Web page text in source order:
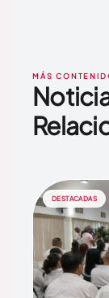
MÁS
DESTACADAS